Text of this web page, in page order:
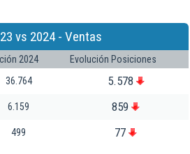
vs 2024 - Ventas
2024
Evolución Posiciones
36.764 5.578
6.159 859
499 77